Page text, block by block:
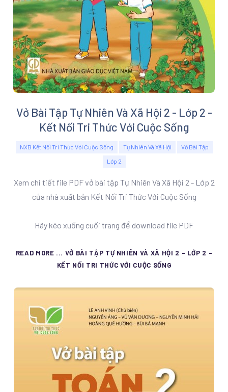
Vở Bài Tập Tự Nhiên Và Xã Hội 2 - Lớp 2 -
Kết Nối Tri Thức Với Cuộc Sống
NXB Kết Nối Tri Thức Với Cuộc Sống Tự Nhiên Và Xã Hội
Vở Bài Tập
Lớp 2
Xem chi tiết file PDF vở bài tập Tự Nhiên Và Xã Hội 2 - Lớp 2
của nhà xuất bản Kết Nối Tri Thức Với Cuộc Sống
Hãy kéo xuống cuối trang để download file PDF
READ MORE ... VỞ BÀI TẬP TỰ NHIÊN VÀ XÃ HỘI 2 - LỚP 2 -
KẾT NỐI TRI THỨC VỚI CUỘC SỐNG